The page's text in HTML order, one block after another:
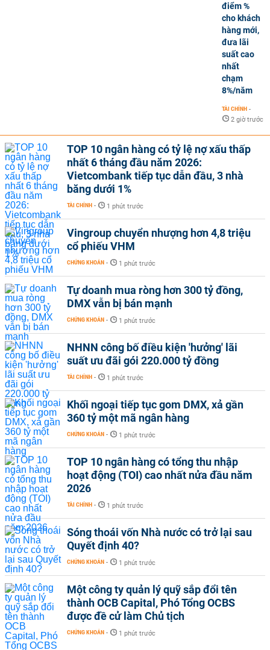
điểm %
cho khách
hàng mới,
đưa lãi
suất cao
nhất
chạm
8%/năm
TÀI CHÍNH -
2 giờ trước
TOP 10 ngân hàng có tỷ lệ nợ xấu thấp
nhất 6 tháng đầu năm 2026:
Vietcombank tiếp tục dẫn đầu, 3 nhà
băng dưới 1%
TÀI CHÍNH - 1 phút trước
Vingroup chuyển nhượng hơn 4,8 triệu
cổ phiếu VHM
CHỨNG KHOÁN - 1 phút trước
Tự doanh mua ròng hơn 300 tỷ đồng,
DMX vẫn bị bán mạnh
CHỨNG KHOÁN - 1 phút trước
NHNN công bố điều kiện 'hưởng' lãi
suất ưu đãi gói 220.000 tỷ đồng
TÀI CHÍNH - 1 phút trước
Khối ngoại tiếp tục gom DMX, xả gần
360 tỷ một mã ngân hàng
CHỨNG KHOÁN - 1 phút trước
TOP 10 ngân hàng có tổng thu nhập
hoạt động (TOI) cao nhất nửa đầu năm
2026
TÀI CHÍNH - 1 phút trước
Sóng thoái vốn Nhà nước có trở lại sau
Quyết định 40?
CHỨNG KHOÁN - 1 phút trước
Một công ty quản lý quỹ sắp đổi tên
thành OCB Capital, Phó Tổng OCBS
được đề cử làm Chủ tịch
CHỨNG KHOÁN - 1 phút trước